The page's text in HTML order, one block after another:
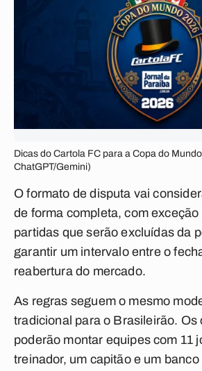
Dicas do Cartola FC para a Copa do
ChatGPT/Gemini)
O formato de disputa vai
de forma completa, com
partidas que serão excluídas da
garantir um intervalo entre o
reabertura do mercado.
As regras seguem o mesmo
tradicional para o Brasileirão. Os
poderão montar equipes com 11
treinador, um capitão e um